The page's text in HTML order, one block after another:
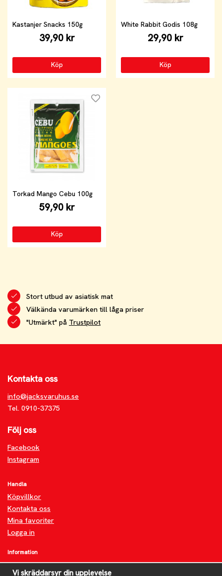
Kastanjer Snacks 150g
39,90 kr
Köp
White Rabbit Godis 108g
29,90 kr
Köp
Torkad Mango Cebu 100g
59,90 kr
Köp
Stort utbud av asiatisk mat
Välkända varumärken till låga priser
"Utmärkt" på Trustpilot
Kontakta oss
info@jacksvaruhus.se
Tel. 0910-37375
Följ oss
Facebook
Instagram
Handla
Köpvillkor
Kontakta oss
Mina favoriter
Logga in
Information
Om oss
Vi skräddarsyr din upplevelse